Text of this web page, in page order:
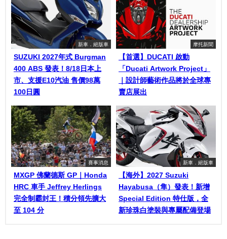
新車．絕版車
SUZUKI 2027年式 Burgman
400 ABS 發表！8/18日本上
市、支援E10汽油 售價98萬
100日圓
摩托新聞
【首選】DUCATI 啟動
「Ducati Artwork Project」
｜設計師藝術作品將於全球專
賣店展出
賽事消息
MXGP 佛蘭德斯 GP｜Honda
HRC 車手 Jeffrey Herlings
完全制霸封王！積分領先擴大
至 104 分
新車．絕版車
【海外】2027 Suzuki
Hayabusa（隼）發表！新增
Special Edition 特仕版，全
新珍珠白塗裝與專屬配備登場